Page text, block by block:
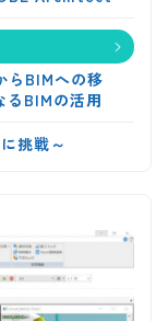
らBIMへの移
るBIMの活用
挑戦～